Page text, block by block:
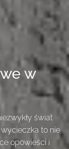
świat
to nie
opowieści i